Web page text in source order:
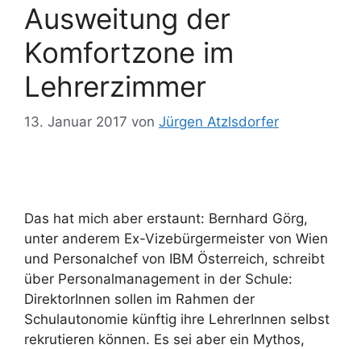
Ausweitung der
Komfortzone im
Lehrerzimmer
13. Januar 2017 von Jürgen Atzlsdorfer
Das hat mich aber erstaunt: Bernhard Görg,
unter anderem Ex-Vizebürgermeister von Wien
und Personalchef von IBM Österreich, schreibt
über Personalmanagement in der Schule:
DirektorInnen sollen im Rahmen der
Schulautonomie künftig ihre LehrerInnen selbst
rekrutieren können. Es sei aber ein Mythos,